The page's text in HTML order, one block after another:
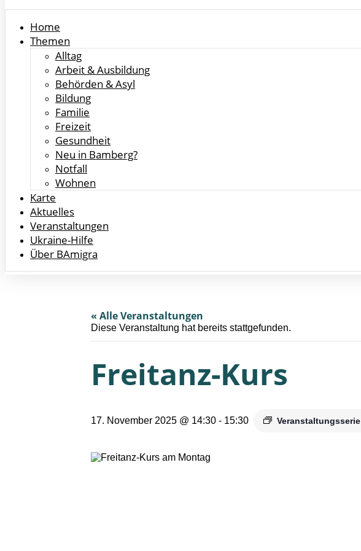
Home
Themen
Alltag
Arbeit & Ausbildung
Behörden & Asyl
Bildung
Familie
Freizeit
Gesundheit
Neu in Bamberg?
Notfall
Wohnen
Karte
Aktuelles
Veranstaltungen
Ukraine-Hilfe
Über BAmigra
« Alle Veranstaltungen
Diese Veranstaltung hat bereits stattgefunden.
Freitanz-Kurs
17. November 2025 @ 14:30 - 15:30 Veranstaltungsserie